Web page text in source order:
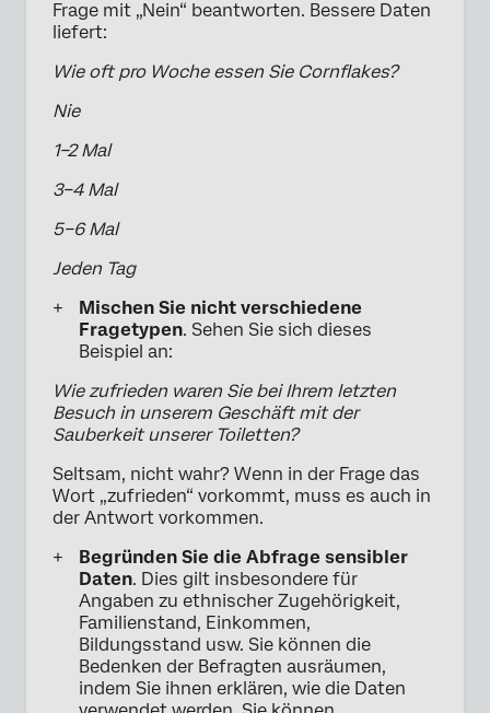
Frage mit „Nein“ beantworten. Bessere Daten
liefert:
Wie oft pro Woche essen Sie Cornflakes?
Nie
1–2 Mal
3–4 Mal
5–6 Mal
Jeden Tag
Mischen Sie nicht verschiedene
Fragetypen. Sehen Sie sich dieses
Beispiel an:
Wie zufrieden waren Sie bei Ihrem letzten
Besuch in unserem Geschäft mit der
Sauberkeit unserer Toiletten?
Seltsam, nicht wahr? Wenn in der Frage das
Wort „zufrieden“ vorkommt, muss es auch in
der Antwort vorkommen.
Begründen Sie die Abfrage sensibler
Daten. Dies gilt insbesondere für
Angaben zu ethnischer Zugehörigkeit,
Familienstand, Einkommen,
Bildungsstand usw. Sie können die
Bedenken der Befragten ausräumen,
indem Sie ihnen erklären, wie die Daten